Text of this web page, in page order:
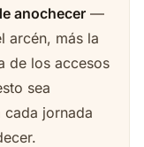
anochecer —
arcén, más la
de los accesos
sea
cada jornada